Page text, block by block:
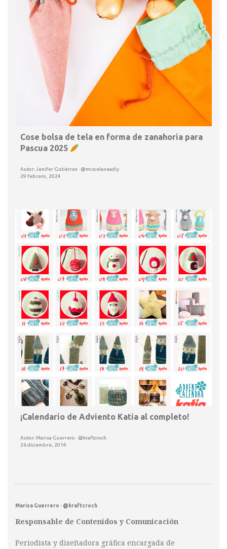
Cose bolsa de tela en forma de zanahoria para
Pascua 2025
Autor: Jenifer Gutiérrez · @miscelaneadiy
29 febrero, 2024
¡Calendario de Adviento Katia al completo!
Autor: Marisa Guerrero · @kraftcroch
26 diciembre, 2014
Marisa Guerrero · @kraftcroch
Responsable de Contenidos y Comunicación
Periodista y diseñadora gráfica encargada de